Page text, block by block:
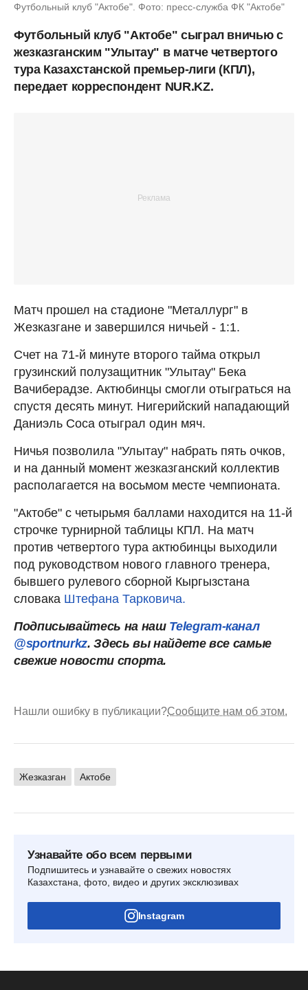
Футбольный клуб "Актобе". Фото: пресс-служба ФК "Актобе"
Футбольный клуб "Актобе" сыграл вничью с
жезказганским "Улытау" в матче четвертого
тура Казахстанской премьер-лиги (КПЛ),
передает корреспондент NUR.KZ.
Матч прошел на стадионе "Металлург" в
Жезказгане и завершился ничьей - 1:1.
Счет на 71-й минуте второго тайма открыл
грузинский полузащитник "Улытау" Бека
Вачиберадзе. Актюбинцы смогли отыграться на
спустя десять минут. Нигерийский нападающий
Даниэль Соса отыграл один мяч.
Ничья позволила "Улытау" набрать пять очков,
и на данный момент жезказганский коллектив
располагается на восьмом месте чемпионата.
"Актобе" с четырьмя баллами находится на 11-й
строчке турнирной таблицы КПЛ. На матч
против четвертого тура актюбинцы выходили
под руководством нового главного тренера,
бывшего рулевого сборной Кыргызстана
словака Штефана Тарковича.
Подписывайтесь на наш Telegram-канал
@sportnurkz. Здесь вы найдете все самые
свежие новости спорта.
Нашли ошибку в публикации?Сообщите нам об этом.
Жезказган Актобе
Узнавайте обо всем первыми
Подпишитесь и узнавайте о свежих новостях
Казахстана, фото, видео и других эксклюзивах
Instagram